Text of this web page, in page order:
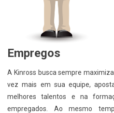
Empregos
A Kinross busca sempre
vez mais em sua equipe,
melhores talentos e na
empregados. Ao mesmo